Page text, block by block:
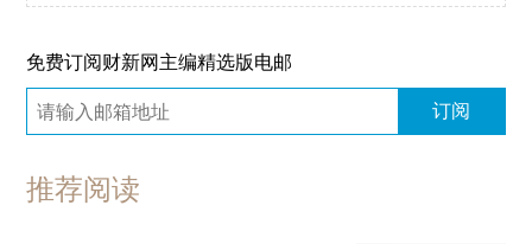
免费订阅财新网主编精选版电邮
订阅
推荐阅读